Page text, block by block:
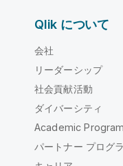
Qlik について
会社
リーダーシップ
社会貢献活動
ダイバーシティ
Academic Program
パートナー プログ